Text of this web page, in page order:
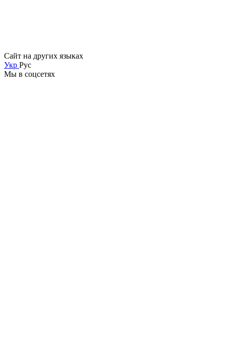
Сайт на других языках
Укр Рус
Мы в соцсетях